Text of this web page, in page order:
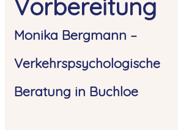
Vorbereitung
Monika Bergmann –
Verkehrspsychologische
Beratung in Buchloe